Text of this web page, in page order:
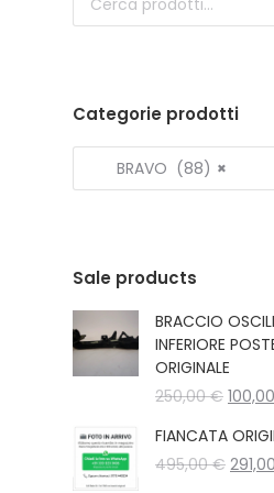
Categorie prodotti
×
BRAVO (88)
Sale products
BRACCIO
INFERIORE
ORIGINALE
250,00€ Il
era:
100,00
FIANCATA
495,00€ Il
291,00